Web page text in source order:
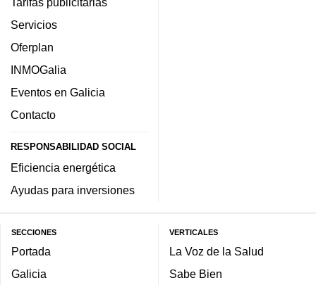
Servicios
Oferplan
INMOGalia
Eventos en Galicia
Contacto
RESPONSABILIDAD SOCIAL
Eficiencia energética
Ayudas para inversiones
SECCIONES
Portada
Galicia
VERTICALES
La Voz de la Salud
Sabe Bien